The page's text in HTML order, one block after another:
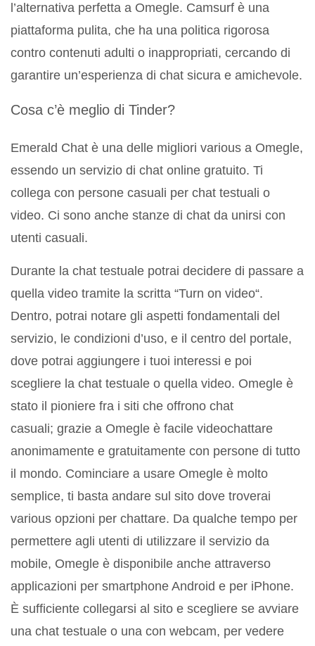
l’alternativa perfetta a Omegle. Camsurf è una
piattaforma pulita, che ha una politica rigorosa
contro contenuti adulti o inappropriati, cercando di
garantire un’esperienza di chat sicura e amichevole.
Cosa c’è meglio di Tinder?
Emerald Chat è una delle migliori various a Omegle,
essendo un servizio di chat online gratuito. Ti
collega con persone casuali per chat testuali o
video. Ci sono anche stanze di chat da unirsi con
utenti casuali.
Durante la chat testuale potrai decidere di passare a
quella video tramite la scritta “Turn on video“.
Dentro, potrai notare gli aspetti fondamentali del
servizio, le condizioni d’uso, e il centro del portale,
dove potrai aggiungere i tuoi interessi e poi
scegliere la chat testuale o quella video. Omegle è
stato il pioniere fra i siti che offrono chat
casuali; grazie a Omegle è facile videochattare
anonimamente e gratuitamente con persone di tutto
il mondo. Cominciare a usare Omegle è molto
semplice, ti basta andare sul sito dove troverai
various opzioni per chattare. Da qualche tempo per
permettere agli utenti di utilizzare il servizio da
mobile, Omegle è disponibile anche attraverso
applicazioni per smartphone Android e per iPhone.
È sufficiente collegarsi al sito e scegliere se avviare
una chat testuale o una con webcam, per vedere